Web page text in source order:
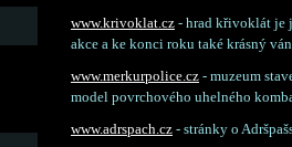
www.krivoklat.cz - hrad křivoklát je
akce a ke konci roku také krásný
www.merkurpolice.cz - muzeum
model povrchového uhelného
www.adrspach.cz - stránky o